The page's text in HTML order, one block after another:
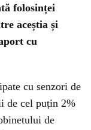
folosinței
aceștia și
cu
cu senzori de
de cel puțin 2%
de